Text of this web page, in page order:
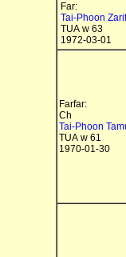
Far:
Tai-Phoon
TUA w 63
1972-03-01
Farfar:
Ch
Tai-Phoon
TUA w 61
1970-01-30